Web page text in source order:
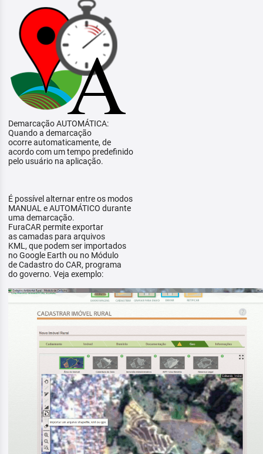
Demarcação AUTOMÁTICA:
Quando a demarcação
ocorre automaticamente, de
acordo com um tempo predefinido
pelo usuário na aplicação.
É possível alternar entre os modos
MANUAL e AUTOMÁTICO durante
uma demarcação.
FuraCAR permite exportar
as camadas para arquivos
KML, que podem ser importados
no Google Earth ou no Módulo
de Cadastro do CAR, programa
do governo. Veja exemplo: